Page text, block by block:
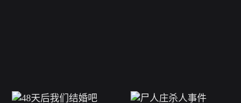
高校新人》中饰演朝丘唯一角而正式出道。2013年主演电视剧《
剧《一吻定情2》。2015年5月，参演电影《恋爱中毒大作战》，
川雄辉饰演从学生时代就开始单恋女主角樱庭润子的精英白领